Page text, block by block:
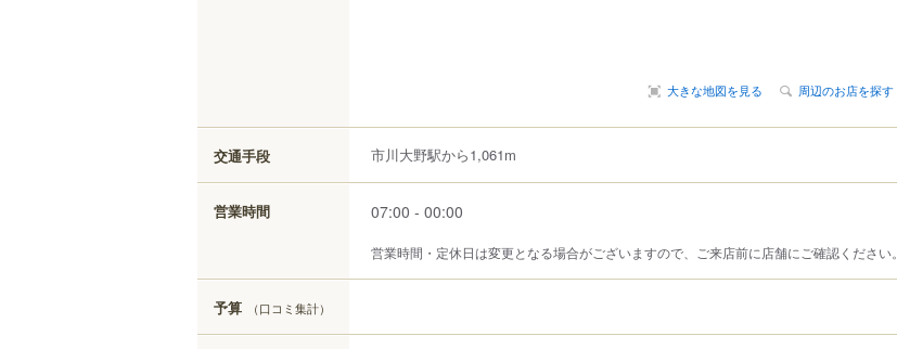
大きな地図を見る 周辺のお店を探す
交通手段 市川大野駅から1,061m
営業時間 07:00 - 00:00
営業時間・定休日は変更となる場合がございますので、ご来店前に店舗にご確認ください。
予算 （口コミ集計）